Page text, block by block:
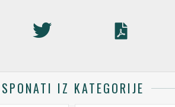
IZ KATEGORIJE